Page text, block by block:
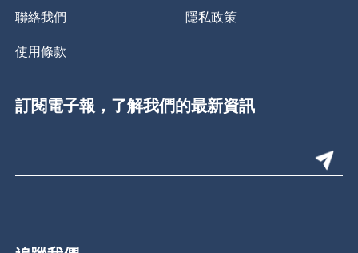
聯絡我們 隱私政策
使用條款
訂閱電子報，了解我們的最新資訊